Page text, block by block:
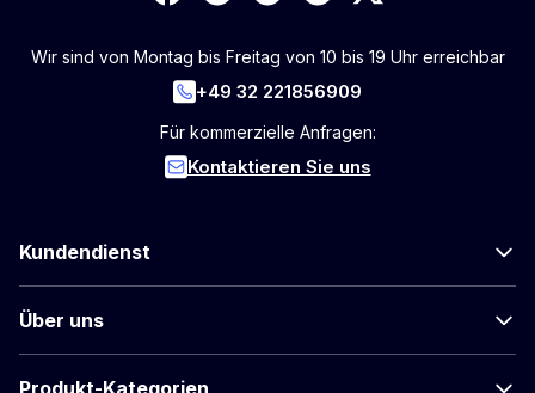
Wir sind von Montag bis Freitag von 10 bis 19 Uhr erreichbar
+49 32 221856909
Für kommerzielle Anfragen:
Kontaktieren Sie uns
Kundendienst
Über uns
Produkt-Kategorien